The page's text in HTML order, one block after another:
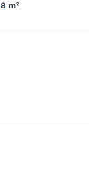
8 m²